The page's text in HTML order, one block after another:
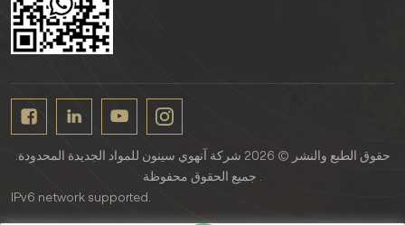
حقوق الطبع والنشر © 2026 شركة آنهوي سينون للمواد الجديدة المحدودة.
IPv6 network supported.